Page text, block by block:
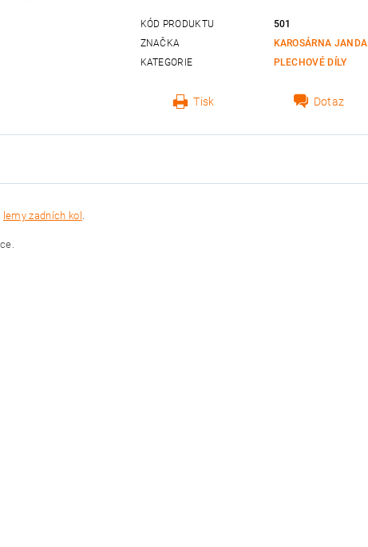
KÓD PRODUKTU
501
ZNAČKA
KAROSÁRNA JANDA
KATEGORIE
PLECHOVÉ DÍLY
Tisk Dotaz
lemy zadních kol .